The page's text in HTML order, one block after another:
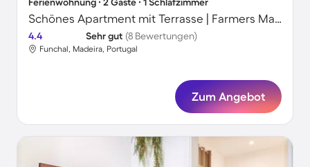
Schönes Apartment mit Terrasse | Farmers Market-Nähe
4.4 Sehr gut (8 Bewertungen)
Funchal, Madeira, Portugal
Zum Angebot